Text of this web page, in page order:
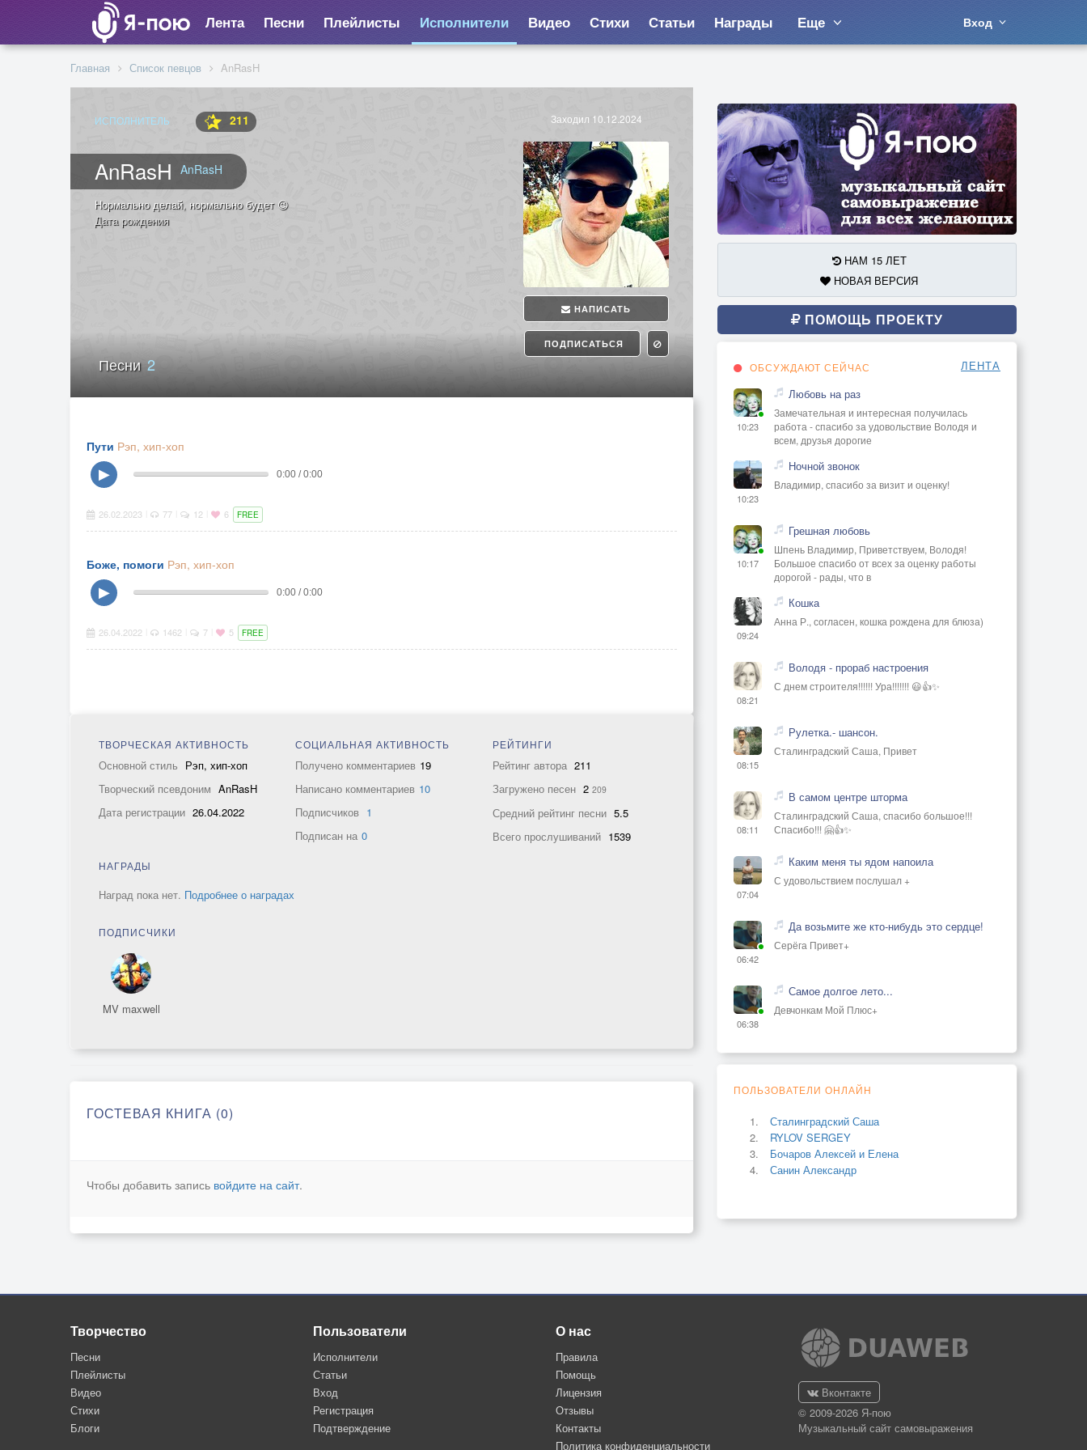
Лента Песни Плейлисты Исполнители Видео Стихи Статьи Награды Еще Вход
Главная Список певцов AnRasH
ИСПОЛНИТЕЛЬ 211
AnRasH AnRasH
Заходил 10.12.2024
НАПИСАТЬ
ПОДПИСАТЬСЯ
Нормально делай, нормально будет 😉
Дата рождения
Песни2
Пути Рэп, хип-хоп
▶
0:00 / 0:00
26.02.2023 77 12 6 FREE
Боже, помоги Рэп, хип-хоп
▶
0:00 / 0:00
26.04.2022 1462 7 5 FREE
ТВОРЧЕСКАЯ АКТИВНОСТЬ
Основной стиль Рэп, хип-хоп
Творческий псевдоним AnRasH
Дата регистрации 26.04.2022
СОЦИАЛЬНАЯ АКТИВНОСТЬ
Получено комментариев 19
Написано комментариев 10
Подписчиков 1
Подписан на 0
РЕЙТИНГИ
Рейтинг автора 211
Загружено песен 2 209
Средний рейтинг песни 5.5
Всего прослушиваний 1539
НАГРАДЫ
Наград пока нет. Подробнее о наградах
ПОДПИСЧИКИ
MV maxwell
ГОСТЕВАЯ КНИГА (0)
Чтобы добавить запись войдите на сайт.
НАМ 15 ЛЕТ
НОВАЯ ВЕРСИЯ
ПОМОЩЬ ПРОЕКТУ
ОБСУЖДАЮТ СЕЙЧАС ЛЕНТА
10:23
Любовь на раз
Замечательная и интересная получилась
работа - спасибо за удовольствие Володя и
всем, друзья дорогие
10:23
Ночной звонок
Владимир, спасибо за визит и оценку!
10:17
Грешная любовь
Шпень Владимир, Приветствуем, Володя!
Большое спасибо от всех за оценку работы
дорогой - рады, что в
09:24
Кошка
Анна Р., согласен, кошка рождена для блюза)
08:21
Володя - прораб настроения
С днем строителя!!!!!! Ура!!!!!!! 😃👍✨
08:15
Рулетка.- шансон.
Сталинградский Саша, Привет
08:11
В самом центре шторма
Сталинградский Саша, спасибо большое!!!
Спасибо!!! 🤗👍✨
07:04
Каким меня ты ядом напоила
С удовольствием послушал +
06:42
Да возьмите же кто-нибудь это сердце!
Серёга Привет+
06:38
Самое долгое лето...
Девчонкам Мой Плюс+
ПОЛЬЗОВАТЕЛИ ОНЛАЙН
Сталинградский Саша
RYLOV SERGEY
Бочаров Алексей и Елена
Санин Александр
Творчество
Песни
Плейлисты
Видео
Стихи
Блоги
Пользователи
Исполнители
Статьи
Вход
Регистрация
Подтверждение
О нас
Правила
Помощь
Лицензия
Отзывы
Контакты
Политика конфиденциальности
Вконтакте
© 2009-2026 Я-пою
Музыкальный сайт самовыражения